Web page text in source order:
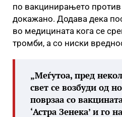
по вакцинирањето против
докажано. Додава дека
во медицината кога се
тромби, а со ниски
„Меѓутоа, пред
свет се возбуди од
поврзаа со
‘Астра Зенека’ и го